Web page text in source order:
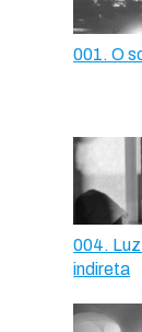
001. O
004.
indireta